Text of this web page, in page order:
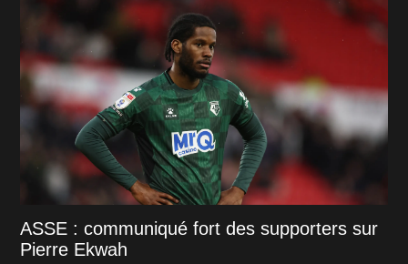
ASSE : communiqué fort des supporters sur
Pierre Ekwah